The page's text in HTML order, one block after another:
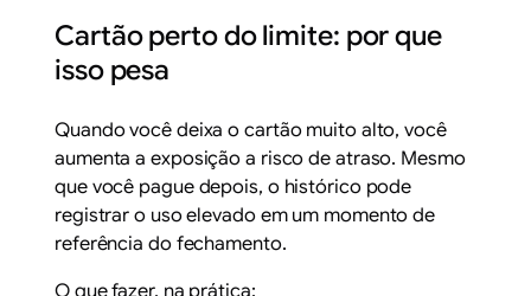
Cartão perto do limite: por que
isso pesa
Quando você deixa o cartão muito alto, você
aumenta a exposição a risco de atraso. Mesmo
que você pague depois, o histórico pode
registrar o uso elevado em um momento de
referência do fechamento.
O que fazer, na prática: